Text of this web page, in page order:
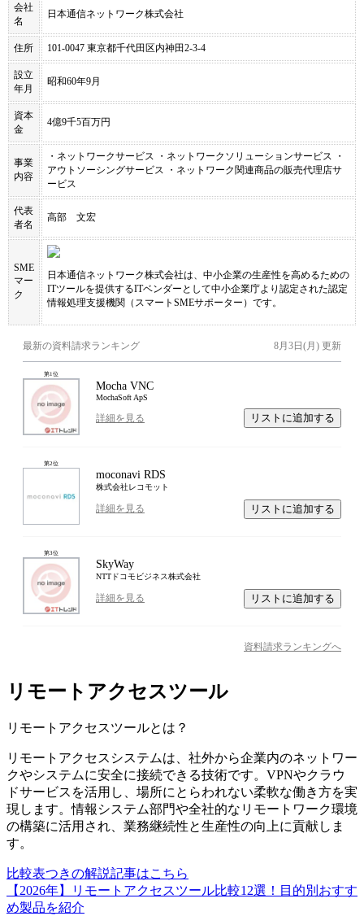
会社
名
日本通信ネットワーク株式会社
住所 101-0047 東京都千代田区内神田2-3-4
設立
年月
昭和60年9月
資本
金
4億9千5百万円
事業
内容
・ネットワークサービス ・ネットワークソリューションサービス ・
アウトソーシングサービス ・ネットワーク関連商品の販売代理店サ
ービス
代表
者名
高部 文宏
SME
マー
ク
日本通信ネットワーク株式会社は、中小企業の生産性を高めるための
ITツールを提供するITベンダーとして中小企業庁より認定された認定
情報処理支援機関（スマートSMEサポーター）です。
最新の資料請求ランキング 8月3日(月) 更新
第1位
Mocha VNC
MochaSoft ApS
詳細を見る リストに追加する
第2位
moconavi RDS
株式会社レコモット
詳細を見る リストに追加する
第3位
SkyWay
NTTドコモビジネス株式会社
詳細を見る リストに追加する
資料請求ランキングへ
リモートアクセスツール
リモートアクセスツールとは？
リモートアクセスシステムは、社外から企業内のネットワー
クやシステムに安全に接続できる技術です。VPNやクラウ
ドサービスを活用し、場所にとらわれない柔軟な働き方を実
現します。情報システム部門や全社的なリモートワーク環境
の構築に活用され、業務継続性と生産性の向上に貢献しま
す。
比較表つきの解説記事はこちら
【2026年】リモートアクセスツール比較12選！目的別おすす
め製品を紹介